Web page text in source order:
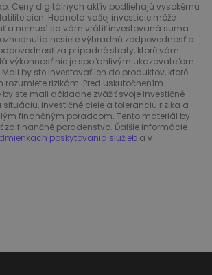
Ceny digitálnych aktív podliehajú vysokému
cien. Hodnota vašej investície môže
a nemusí sa vám vrátiť investovaná suma.
nesiete výhradnú zodpovednosť a
za prípadné straty, ktoré vám
výkonnosť nie je spoľahlivým ukazovateľom
by ste investovať len do produktov, ktoré
rozumiete rizikám. Pred uskutočnením
ste mali dôkladne zvážiť svoje investičné
situáciu, investičné ciele a toleranciu rizika a
finančným poradcom. Tento materiál by
za finančné poradenstvo. Ďalšie informácie
poskytovania služieb a v
.